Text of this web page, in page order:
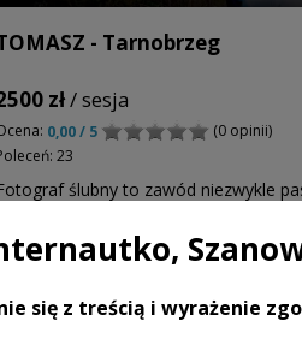
- Tarnobrzeg
zł/ sesja
0,00 / 5
(0 opinii)
23
ślubny to zawód niezwykle
fotografii ślubnej podchodzę w
Korzystam z
oraz super jasnej optyki Nikkor .
się z treścią i wyrażenie